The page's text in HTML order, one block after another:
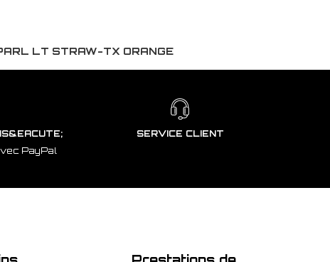
LT STRAW-TX ORANGE
PayPal
SERVICE CLIENT